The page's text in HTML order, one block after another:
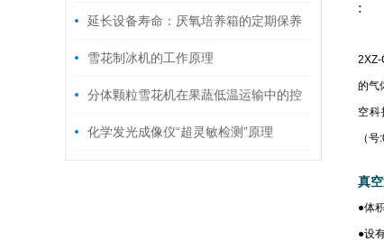
延长设备寿命：厌氧培养箱的定期保养
技巧与常见误区警示
雪花制冰机的工作原理
分体颗粒雪花机在果蔬低温运输中的控
温作用
化学发光成像仪“超灵敏检测”原理
:
2XZ-
的气
空
（
真
●体
●设